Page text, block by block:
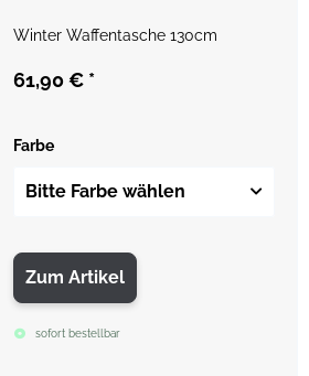
Winter Waffentasche 130cm
61,90 € *
Farbe
Bitte Farbe wählen
Zum Artikel
sofort bestellbar